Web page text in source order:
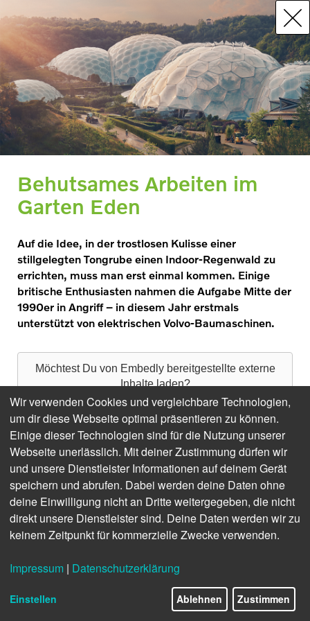
Behutsames Arbeiten im
Garten Eden
Auf die Idee, in der trostlosen Kulisse einer
stillgelegten Tongrube einen Indoor-Regenwald zu
errichten, muss man erst einmal kommen. Einige
britische Enthusiasten nahmen die Aufgabe Mitte der
1990er in Angriff – in diesem Jahr erstmals
unterstützt von elektrischen Volvo-Baumaschinen.
Möchtest Du von Embedlybereitgestellte externe
Inhalte laden?
Einmal erlauben Immer
Wir verwenden Cookies und vergleichbare Technologien,
um dir diese Webseite optimal präsentieren zu können.
Einige dieser Technologien sind für die Nutzung unserer
Webseite unerlässlich. Mit deiner Zustimmung dürfen wir
und unsere Dienstleister Informationen auf deinem Gerät
speichern und abrufen. Dabei werden deine Daten ohne
deine Einwilligung nicht an Dritte weitergegeben, die nicht
direkt unsere Dienstleister sind. Deine Daten werden wir zu
keinem Zeitpunkt für kommerzielle Zwecke verwenden.
Impressum | Datenschutzerklärung
Einstellen Ablehnen Zustimmen